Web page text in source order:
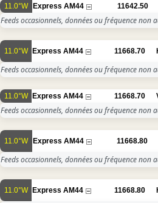
11.0°W Express AM44 11642.50
Feeds occasionnels, données ou fréquence non
11.0°W Express AM44 11668.70
Feeds occasionnels, données ou fréquence non
11.0°W Express AM44 11668.70
Feeds occasionnels, données ou fréquence non
11.0°W Express AM44 11668.80
Feeds occasionnels, données ou fréquence non
11.0°W Express AM44 11668.80